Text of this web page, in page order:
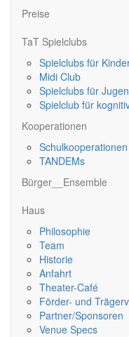
Preise
TaT Spielclubs
Spielclubs für
Midi Club
Spielclubs für
Spielclub für
Kooperationen
Schulkooperationen
TANDEMs
Bürger__Ensemble
Haus
Philosophie
Team
Historie
Anfahrt
Theater-Café
Förder- und
Partner/Sponsoren
Venue Specs